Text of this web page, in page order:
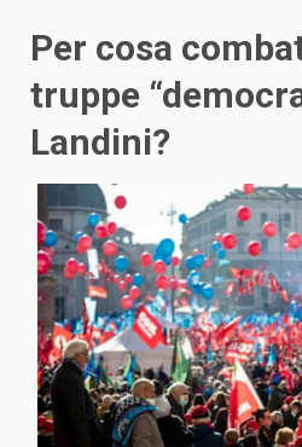
Per cosa
truppe
Landini?